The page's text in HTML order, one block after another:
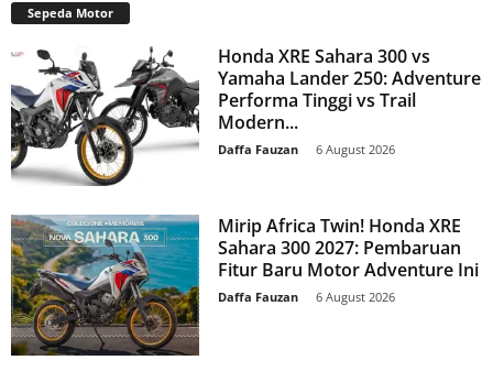
Sepeda Motor
Honda XRE Sahara 300 vs
Yamaha Lander 250: Adventure
Performa Tinggi vs Trail
Modern...
Daffa Fauzan 6 August 2026
Mirip Africa Twin! Honda XRE
Sahara 300 2027: Pembaruan
Fitur Baru Motor Adventure Ini
Daffa Fauzan 6 August 2026